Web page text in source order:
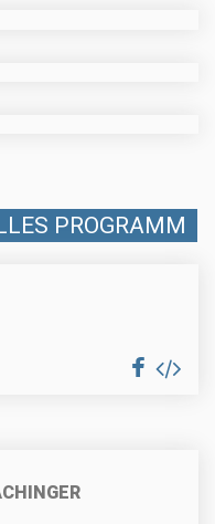
PROGRAMM